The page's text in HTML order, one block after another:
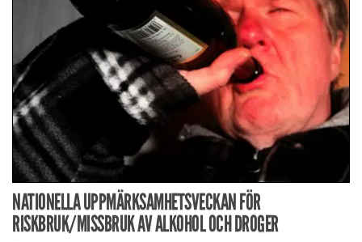
NATIONELLA UPPMÄRKSAMHETSVECKAN FÖR
RISKBRUK/MISSBRUK AV ALKOHOL OCH DROGER